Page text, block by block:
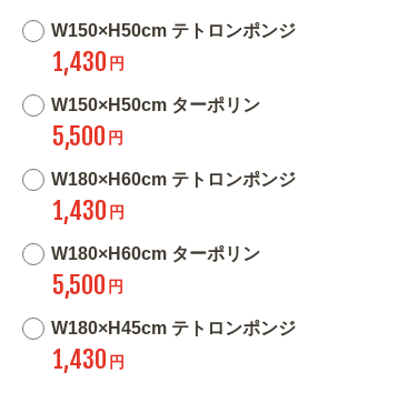
W150×H50cm テトロンポンジ
1,430 円
W150×H50cm ターポリン
5,500 円
W180×H60cm テトロンポンジ
1,430 円
W180×H60cm ターポリン
5,500 円
W180×H45cm テトロンポンジ
1,430 円